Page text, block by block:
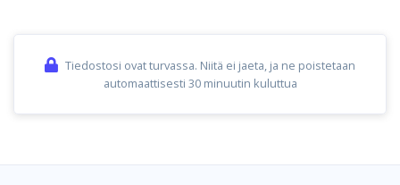
Tiedostosi ovat turvassa. Niitä ei jaeta, ja ne poistetaan
automaattisesti 30 minuutin kuluttua